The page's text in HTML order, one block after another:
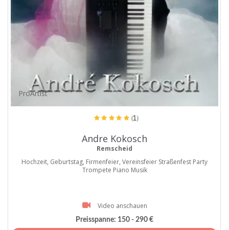
ProArtist
(1)
Andre Kokosch
Remscheid
Hochzeit, Geburtstag, Firmenfeier, Vereinsfeier Straßenfest Party
Trompete Piano Musik
Video anschauen
Preisspanne: 150 - 290 €